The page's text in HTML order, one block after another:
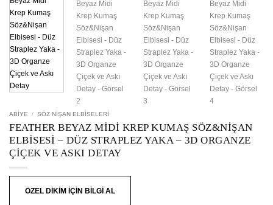
ABIYE / SÖZ NIŞAN ELBISELERI
FEATHER BEYAZ MIDI KREP KUMAŞ SÖZ&NIŞAN
ELBISESI – DÜZ STRAPLEZ YAKA – 3D ORGANZE
ÇIÇEK VE ASKI DETAY
ÖZEL DİKİM İÇİN BİLGİ AL